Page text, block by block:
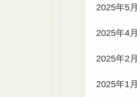
2025年5月
2025年4月
2025年2月
2025年1月